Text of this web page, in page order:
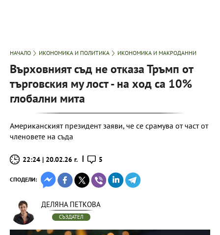
НАЧАЛО ИКОНОМИКА И ПОЛИТИКА ИКОНОМИКА И МАКРОДАННИ
Върховният съд не отказа Тръмп от
търговския му лост - на ход са 10%
глобални мита
Американският президент заяви, че се срамува от част от
членовете на съда
22:24 | 20.02.26 г. 5
СПОДЕЛИ:
ДЕЛЯНА ПЕТКОВА
СЪЗДАТЕЛ